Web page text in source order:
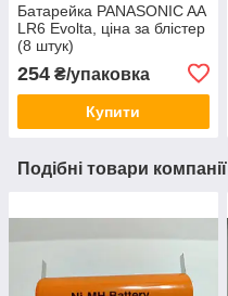
Батарейка PANASONIC AA
LR6 Evolta, ціна за блістер
(8 штук)
254 ₴/упаковка
Купити
Подібні товари компанії